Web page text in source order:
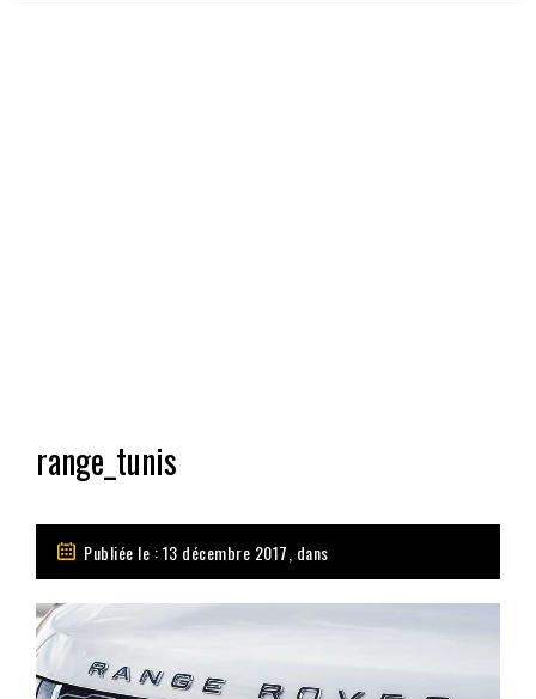
range_tunis
Publiée le : 13 décembre 2017, dans